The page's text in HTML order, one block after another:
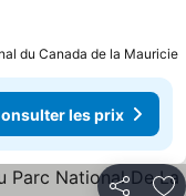
du Canada de la Mauricie
les prix